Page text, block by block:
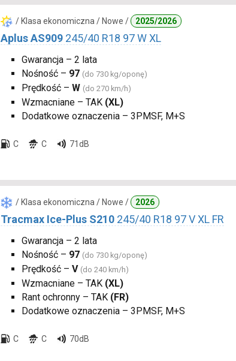
/ Klasa ekonomiczna / Nowe / 2025/2026
Aplus AS909 245/40 R18 97 W XL
Gwarancja – 2 lata
Nośność – 97 (do 730 kg/oponę)
Prędkość – W (do 270 km/h)
Wzmacniane – TAK (XL)
Dodatkowe oznaczenia – 3PMSF, M+S
C C 71dB
/ Klasa ekonomiczna / Nowe / 2026
Tracmax Ice-Plus S210 245/40 R18 97 V XL FR
Gwarancja – 2 lata
Nośność – 97 (do 730 kg/oponę)
Prędkość – V (do 240 km/h)
Wzmacniane – TAK (XL)
Rant ochronny – TAK (FR)
Dodatkowe oznaczenia – 3PMSF, M+S
C C 70dB